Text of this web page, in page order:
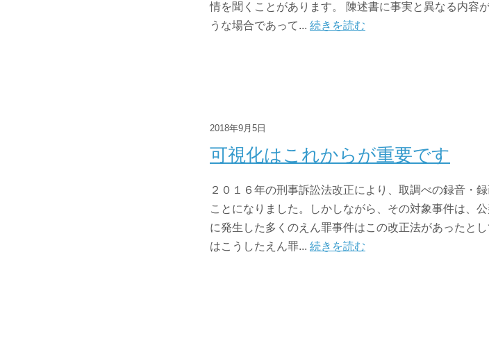
情を聞くことがあります。 陳述書に事実と異なる内容
うな場合であって... 続きを読む
2018年9月5日
可視化はこれからが重要です
２０１６年の刑事訴訟法改正により、取調べの録音・
ことになりました。しかしながら、その対象事件は、
に発生した多くのえん罪事件はこの改正法があったと
はこうしたえん罪... 続きを読む